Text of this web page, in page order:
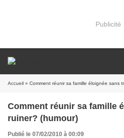
Publicité
Accueil » Comment réunir sa famille éloignée sans
Comment réunir sa famille
ruiner? (humour)
Publié le 07/02/2010 à 00:09